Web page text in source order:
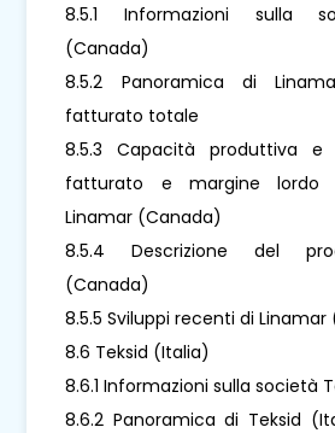
8.5.1 Informazioni sulla
(Canada)
8.5.2 Panoramica di
fatturato totale
8.5.3 Capacità produttiva e
fatturato e margine lordo
Linamar (Canada)
8.5.4 Descrizione del
(Canada)
8.5.5 Sviluppi recenti di
8.6 Teksid (Italia)
8.6.1 Informazioni sulla società
8.6.2 Panoramica di Teksid